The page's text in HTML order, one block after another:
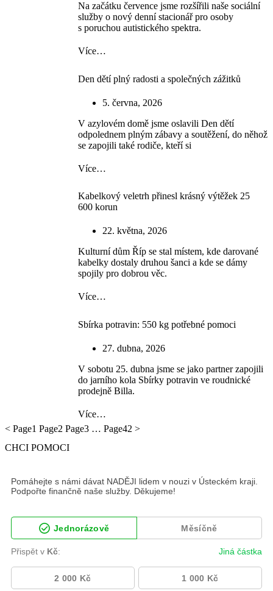
Na začátku července jsme rozšířili naše sociální
služby o nový denní stacionář pro osoby
s poruchou autistického spektra.
Více…
Den dětí plný radosti a společných zážitků
5. června, 2026
V azylovém domě jsme oslavili Den dětí
odpolednem plným zábavy a soutěžení, do něhož
se zapojili také rodiče, kteří si
Více…
Kabelkový veletrh přinesl krásný výtěžek 25
600 korun
22. května, 2026
Kulturní dům Říp se stal místem, kde darované
kabelky dostaly druhou šanci a kde se dámy
spojily pro dobrou věc.
Více…
Sbírka potravin: 550 kg potřebné pomoci
27. dubna, 2026
V sobotu 25. dubna jsme se jako partner zapojili
do jarního kola Sbírky potravin ve roudnické
prodejně Billa.
Více…
< Page1 Page2 Page3 … Page42 >
CHCI POMOCI